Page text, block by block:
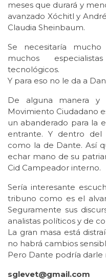
meses que durará y
avanzado Xóchitl y
Claudia Sheinbaum.
Se necesitaría
muchos
tecnológicos.
Y para eso no le da a
De alguna manera y
Movimiento Ciudadano
un abanderado para la
entrante. Y dentro
como la de Dante. Así
echar mano de su
Cid Campeador interno.
Sería interesante
tribuno como es el
Seguramente sus
analistas políticos y de
La gran masa está
no habrá cambios
Pero Dante podría darle
sglevet@gmail.com